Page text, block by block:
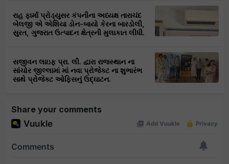
રાહ ફાર્મા પ્રોડ્યુસર કંપનીના અધ્યક્ષ તારાચંદ
બેલજી એ એશિયા ડોન-બાયો કેરના બારડોલી,
સુરત, ગુજરાત ઉત્પાદન ક્ષેત્રની મુલાકાત લીધી.
સજીવન લાઇફ પ્રા. લી. દ્વારા રાજસ્થાન ના
સાંચોર જીલ્લામાં માં નવા પ્રોજેક્ટ ના શુભારંભ
સાથે પ્રોજેક્ટ ઓફિસનું ઉદ્ઘાટન.
Share your comments